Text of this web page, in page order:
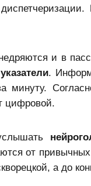
и в
указатели.
минуту.
цифровой.
от
а до